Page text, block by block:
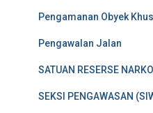
Pengamanan Obyek
Pengawalan Jalan
SATUAN RESERSE
SEKSI PENGAWASAN